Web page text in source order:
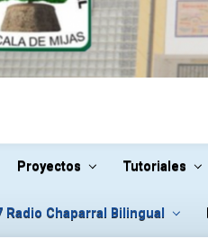
Proyectos Tutoriales
Radio Chaparral Bilingual